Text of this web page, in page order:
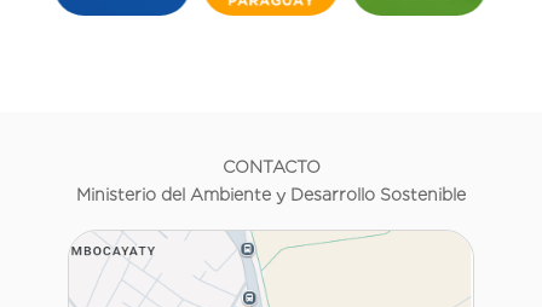
CONTACTO
Ministerio del Ambiente y Desarrollo Sostenible